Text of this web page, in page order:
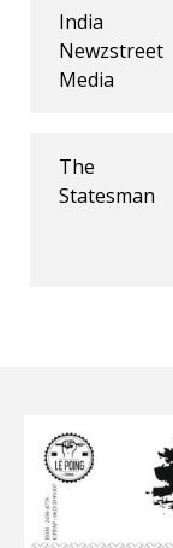
India
Newzstreet
Media
The
Statesman